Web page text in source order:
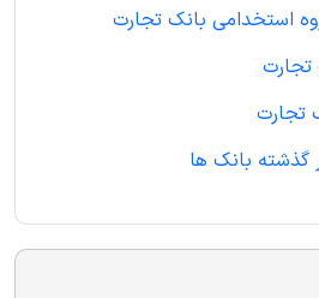
استخدامی بانک تجارت
تجارت
تجارت
گذشته بانک ها